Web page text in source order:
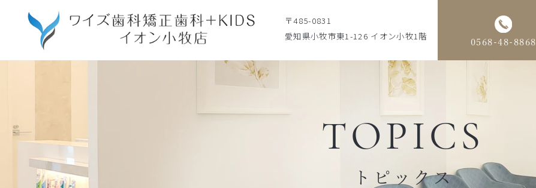
〒485-0831
愛知県小牧市東1-126 イオン小牧1階
0568-48-8868
TOPICS
トピックス